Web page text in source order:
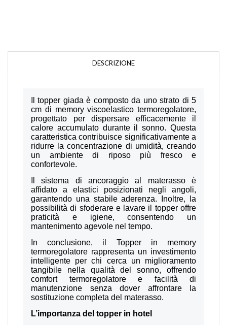
DESCRIZIONE
Il topper giada è composto da uno strato di 5
cm di memory viscoelastico termoregolatore,
progettato per dispersare efficacemente il
calore accumulato durante il sonno. Questa
caratteristica contribuisce significativamente a
ridurre la concentrazione di umidità, creando
un ambiente di riposo più fresco e
confortevole.
Il sistema di ancoraggio al materasso è
affidato a elastici posizionati negli angoli,
garantendo una stabile aderenza. Inoltre, la
possibilità di sfoderare e lavare il topper offre
praticità e igiene, consentendo un
mantenimento agevole nel tempo.
In conclusione, il Topper in memory
termoregolatore rappresenta un investimento
intelligente per chi cerca un miglioramento
tangibile nella qualità del sonno, offrendo
comfort termoregolatore e facilità di
manutenzione senza dover affrontare la
sostituzione completa del materasso.
L’importanza del topper in hotel